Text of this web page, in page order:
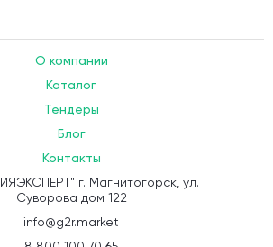
О компании
Каталог
Тендеры
Блог
Контакты
г. Магнитогорск, ул.
Суворова дом 122
info@g2r.market